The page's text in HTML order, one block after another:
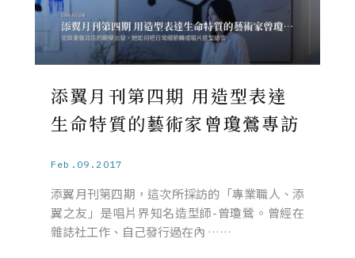
添翼月刊第四期 用造型表達
生命特質的藝術家曾瓊鶯專訪
Feb.09.2017
添翼月刊第四期，這次所採訪的「專業職人、添
翼之友」是唱片界知名造型師-曾瓊鶯。曾經在
雜誌社工作、自己發行過在內 ……